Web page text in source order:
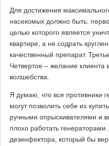
Для достижения
насекомых должно быть:
целью которого является
квартире, а не содрать
качественный препарат.
Четвертое – желание клиента
волшебства.
Я думаю, что все противники
могут позволить себе их
ручными опрыскивателями и
плохо работать
дезинфектора, который бы